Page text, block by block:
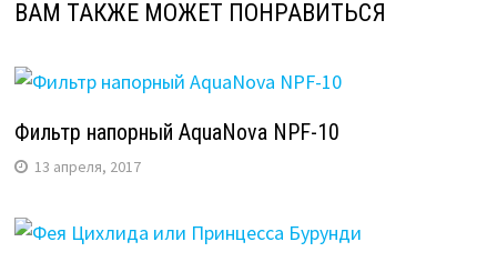
ВАМ ТАКЖЕ МОЖЕТ ПОНРАВИТЬСЯ
Фильтр напорный AquaNova NPF-10
13 апреля, 2017